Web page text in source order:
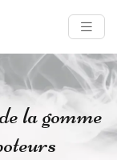
la gomme